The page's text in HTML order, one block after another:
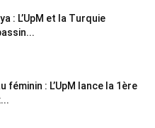
: L’UpM et la Turquie
féminin : L’UpM lance la 1ère